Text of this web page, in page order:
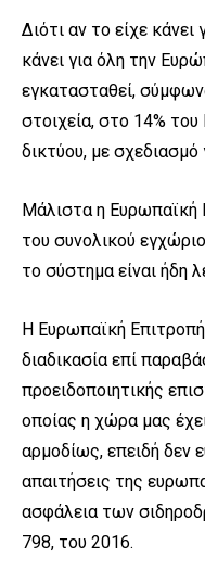
Διότι αν το είχε
κάνει για όλη την
εγκατασταθεί,
στοιχεία, στο 14%
δικτύου, με
Μάλιστα η Ευρωπαϊκή
του συνολικού
το σύστημα είναι ήδη
Η Ευρωπαϊκή
διαδικασία επί
προειδοποιητικής
οποίας η χώρα μας
αρμοδίως, επειδή δεν
απαιτήσεις της
ασφάλεια των
798, του 2016.